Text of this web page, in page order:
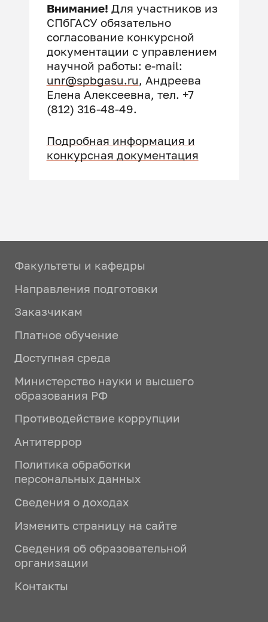
Внимание! Для участников из
СПбГАСУ обязательно
согласование конкурсной
документации с управлением
научной работы: e-mail:
unr@spbgasu.ru, Андреева
Елена Алексеевна, тел. +7
(812) 316-48-49.
Подробная информация и
конкурсная документация
Факультеты и кафедры
Направления подготовки
Заказчикам
Платное обучение
Доступная среда
Министерство науки и высшего
образования РФ
Противодействие коррупции
Антитеррор
Политика обработки
персональных данных
Сведения о доходах
Изменить страницу на сайте
Сведения об образовательной
организации
Контакты